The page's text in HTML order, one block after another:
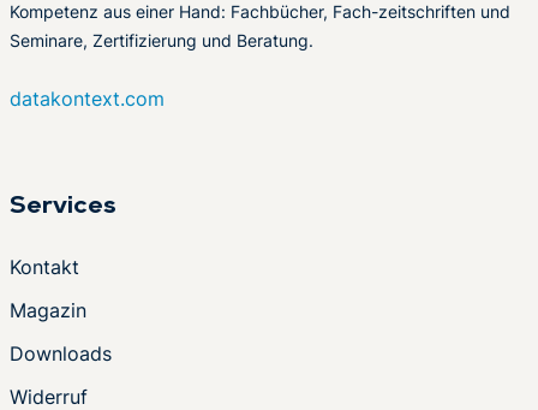
Kompetenz aus einer Hand: Fachbücher, Fach-zeitschriften und
Seminare, Zertifizierung und Beratung.
datakontext.com
Services
Kontakt
Magazin
Downloads
Widerruf